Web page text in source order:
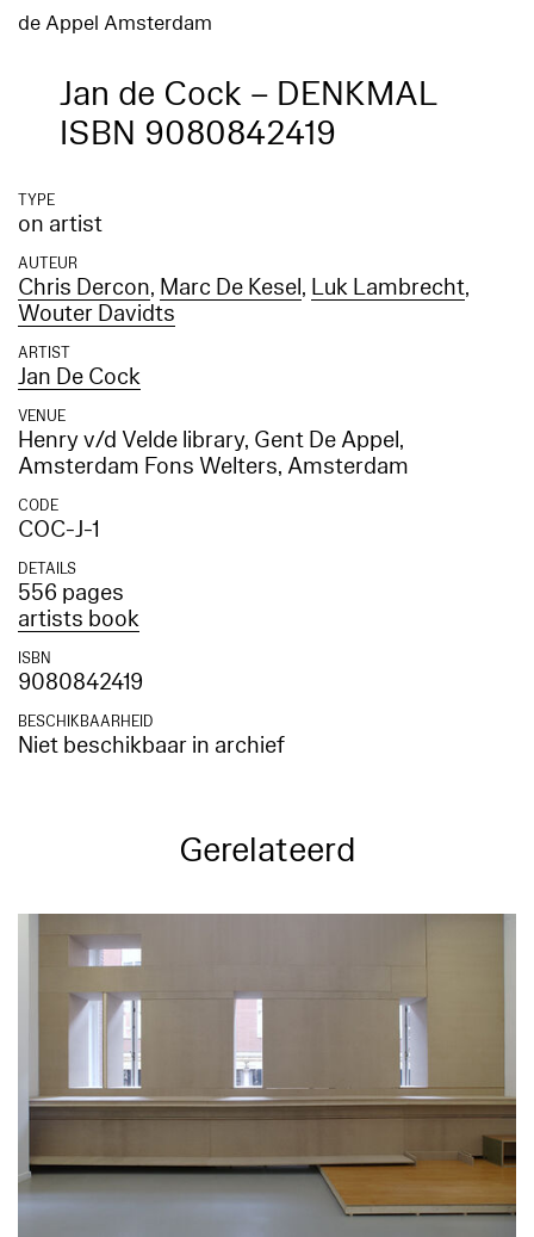
de Appel Amsterdam
Jan de Cock – DENKMAL
ISBN 9080842419
TYPE
on artist
AUTEUR
Chris Dercon, Marc De Kesel, Luk Lambrecht,
Wouter Davidts
ARTIST
Jan De Cock
VENUE
Henry v/d Velde library, Gent De Appel,
Amsterdam Fons Welters, Amsterdam
CODE
COC-J-1
DETAILS
556 pages
artists book
ISBN
9080842419
BESCHIKBAARHEID
Niet beschikbaar in archief
Gerelateerd